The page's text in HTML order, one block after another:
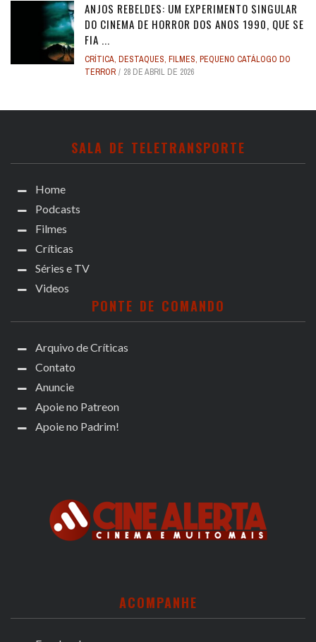
ANJOS REBELDES: UM EXPERIMENTO SINGULAR
DO CINEMA DE HORROR DOS ANOS 1990, QUE SE
FIA ...
CRÍTICA, DESTAQUES, FILMES, PEQUENO CATÁLOGO DO
TERROR
28 DE ABRIL DE 2026
SALA DE TELETRANSPORTE
Home
Podcasts
Filmes
Críticas
Séries e TV
Videos
PONTE DE COMANDO
Arquivo de Críticas
Contato
Anuncie
Apoie no Patreon
Apoie no Padrim!
ACOMPANHE